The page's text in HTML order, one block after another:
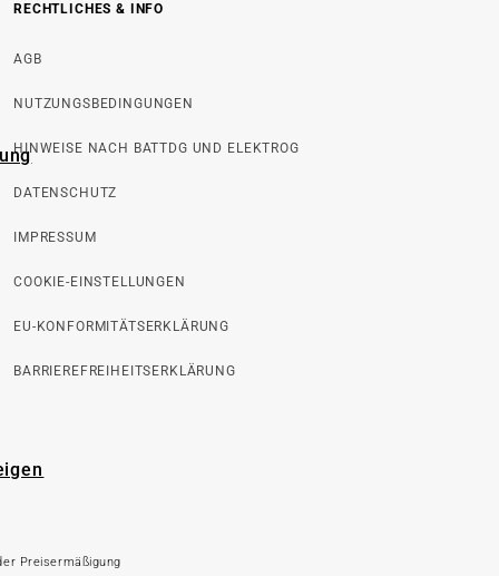
RECHTLICHES & INFO
AGB
NUTZUNGSBEDINGUNGEN
HINWEISE NACH BATTDG UND ELEKTROG
DATENSCHUTZ
IMPRESSUM
COOKIE-EINSTELLUNGEN
EU-KONFORMITÄTSERKLÄRUNG
BARRIEREFREIHEITSERKLÄRUNG
Preisermäßigung